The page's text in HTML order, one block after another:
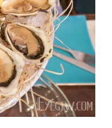
child
menu
child
menu
child
menu
child
menu
child
menu
child
menu
child
menu
child
menu
child
menu
child
menu
child
menu
child
menu
child
menu